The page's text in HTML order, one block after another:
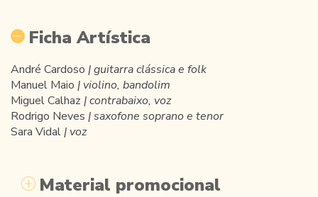
Ficha Artística
André Cardoso | guitarra clássica e folk
Manuel Maio | violino, bandolim
Miguel Calhaz | contrabaixo, voz
Rodrigo Neves | saxofone soprano e tenor
Sara Vidal| voz
Material promocional